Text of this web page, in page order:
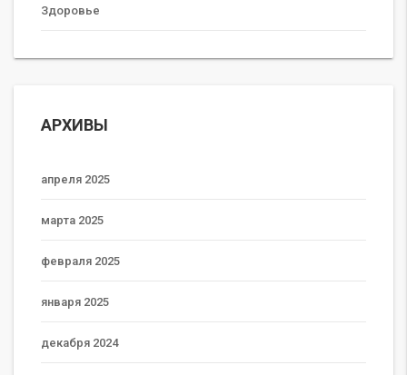
Здоровье
АРХИВЫ
апреля 2025
марта 2025
февраля 2025
января 2025
декабря 2024